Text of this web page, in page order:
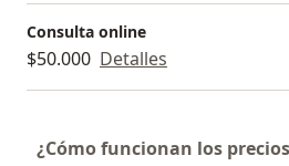
Consulta online
$50.000 Detalles
¿Cómo funcionan los